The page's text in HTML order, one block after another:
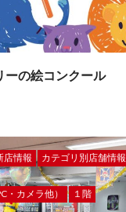
ーの絵コンクール
店情報
カテゴリ別店舗情報
・カメラ他）
１階